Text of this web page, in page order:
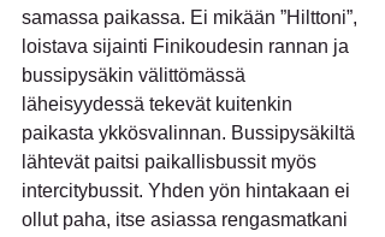
samassa paikassa. Ei mikään ”Hilttoni”,
loistava sijainti Finikoudesin rannan ja
bussipysäkin välittömässä
läheisyydessä tekevät kuitenkin
paikasta ykkösvalinnan. Bussipysäkiltä
lähtevät paitsi paikallisbussit myös
intercitybussit. Yhden yön hintakaan ei
ollut paha, itse asiassa rengasmatkani